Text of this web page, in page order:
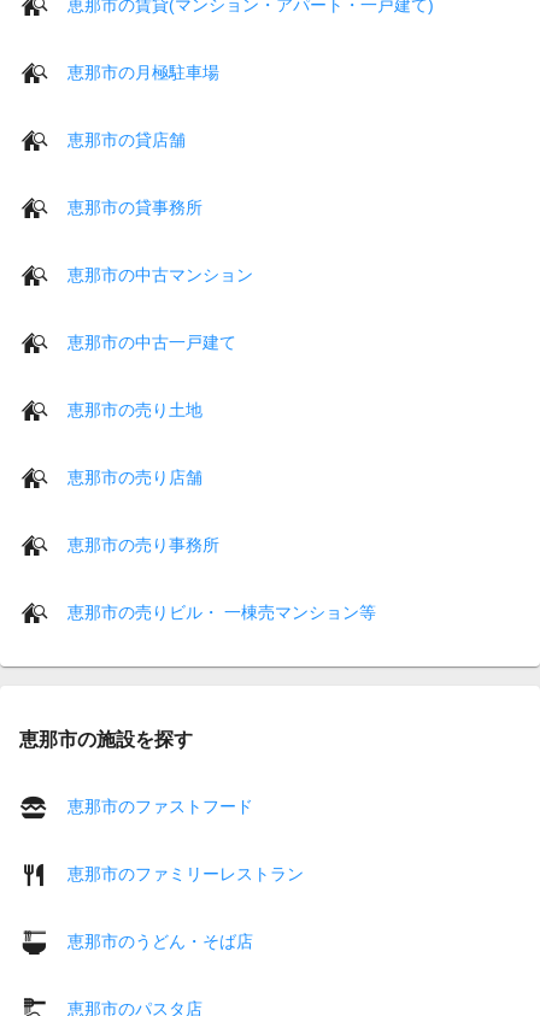
恵那市の賃貸(マンション・アパート・一戸建て)
恵那市の月極駐車場
恵那市の貸店舗
恵那市の貸事務所
恵那市の中古マンション
恵那市の中古一戸建て
恵那市の売り土地
恵那市の売り店舗
恵那市の売り事務所
恵那市の売りビル・ 一棟売マンション等
恵那市の施設を探す
恵那市のファストフード
恵那市のファミリーレストラン
恵那市のうどん・そば店
恵那市のパスタ店